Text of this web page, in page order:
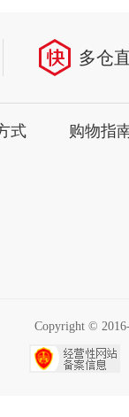
多仓
式 购物指
Copyright ©